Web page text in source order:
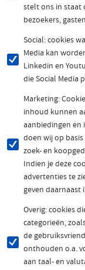
stelt ons in staat
bezoekers,
Social: cookies
Media kan
Linkedin en
die Social Media
Marketing:
inhoud kunnen
aanbiedingen en
doen wij op
zoek- en
Indien je deze
advertenties te
geven daarnaast
Overig: cookies
categorieën,
de
onthouden o.a.
aan taal- en